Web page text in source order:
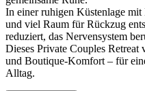
In einer ruhigen Küstenlage
und viel Raum für Rückzug
reduziert, das Nervensystem
Dieses Private Couples
und Boutique-Komfort – für
Alltag.